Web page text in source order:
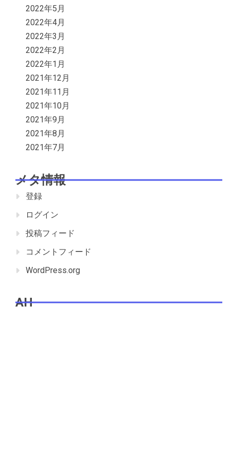
2022年5月
2022年4月
2022年3月
2022年2月
2022年1月
2021年12月
2021年11月
2021年10月
2021年9月
2021年8月
2021年7月
メタ情報
登録
ログイン
投稿フィード
コメントフィード
WordPress.org
AH